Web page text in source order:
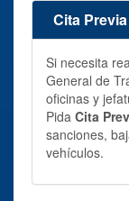
Cita
Si necesita
General de
oficinas y
Pida Cita
sanciones,
vehículos.